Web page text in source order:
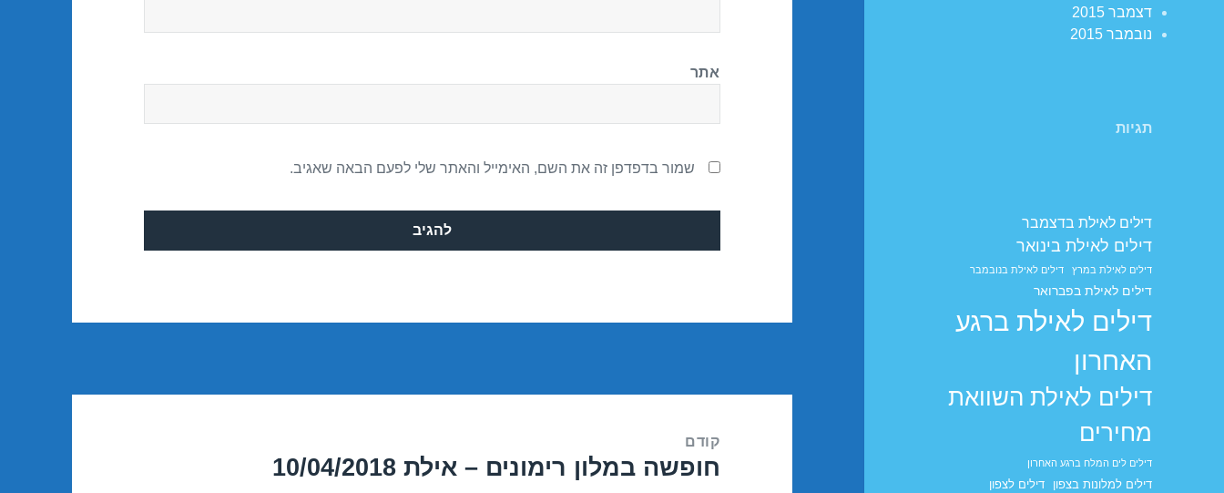
דצמבר 2015
נובמבר 2015
תגיות
דילים לאילת בדצמבר
דילים לאילת בינואר
דילים לאילת במרץ דילים לאילת בנובמבר
דילים לאילת בפברואר
דילים לאילת ברגע
האחרון
דילים לאילת השוואת
מחירים
דילים לים המלח ברגע האחרון
דילים למלונות בצפון דילים לצפון
אתר
שמור בדפדפן זה את השם, האימייל והאתר שלי לפעם הבאה שאגיב.
קודם
הפוסט
חופשה במלון רימונים – אילת 10/04/2018